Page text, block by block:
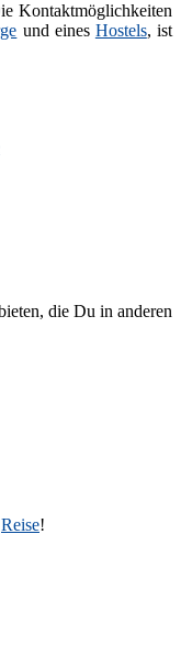
Kontaktmöglichkeiten
und eines Hostels, ist
die Du in anderen
Reise!